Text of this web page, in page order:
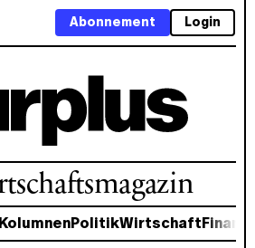
Login
Abonnement
PolitikWirtschaft